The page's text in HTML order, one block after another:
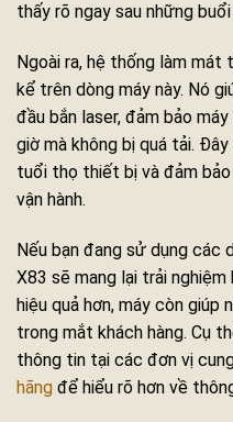
thấy rõ ngay sau những
Ngoài ra, hệ thống làm
kể trên dòng máy này. Nó
đầu bắn laser, đảm bảo
giờ mà không bị quá tải.
tuổi thọ thiết bị và đảm
vận hành.
Nếu bạn đang sử dụng các
X83 sẽ mang lại trải
hiệu quả hơn, máy còn giúp
trong mắt khách hàng. Cụ
thông tin tại các đơn vị
hãng để hiểu rõ hơn về